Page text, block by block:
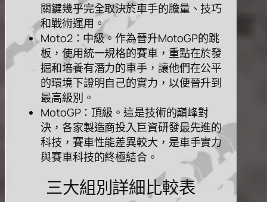
關鍵幾乎完全取決於⾞⼿的膽量、技巧
和戰術運⽤。
Moto2：中級。作為晉升MotoGP的跳
板，使⽤統⼀規格的賽⾞，重點在於發
掘和培養有潛⼒的⾞⼿，讓他們在公平
的環境下證明⾃⼰的實⼒，以便晉升到
最⾼級別。
MotoGP：頂級。這是技術的巔峰對
決，各家製造商投⼊巨資研發最先進的
科技，賽⾞性能差異較⼤，是⾞⼿實⼒
與賽⾞科技的終極結合。
三大組別詳細比較表